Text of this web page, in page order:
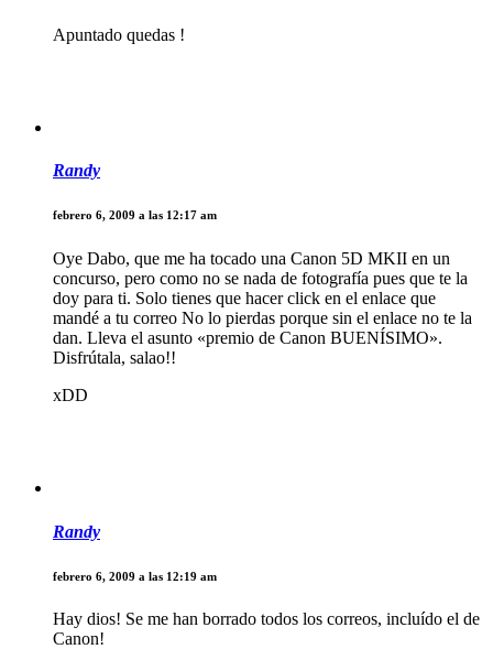
Apuntado quedas !
Randy
febrero 6, 2009 a las 12:17 am
Oye Dabo, que me ha tocado una Canon 5D MKII en un
concurso, pero como no se nada de fotografía pues que te la
doy para ti. Solo tienes que hacer click en el enlace que
mandé a tu correo No lo pierdas porque sin el enlace no te la
dan. Lleva el asunto «premio de Canon BUENÍSIMO».
Disfrútala, salao!!
xDD
Randy
febrero 6, 2009 a las 12:19 am
Hay dios! Se me han borrado todos los correos, incluído el de
Canon!